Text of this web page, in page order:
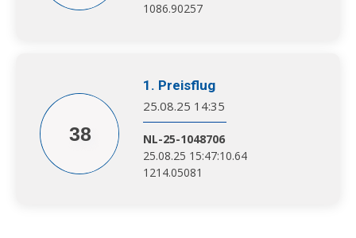
1086.90257
38
1. Preisflug
25.08.25 14:35
NL-25-1048706
25.08.25 15:47:10.64
1214.05081